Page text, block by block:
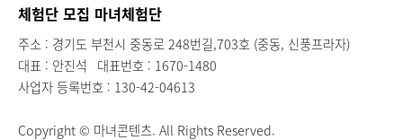
체험단 모집 마녀체험단
주소 : 경기도 부천시 중동로 248번길,703호 (중동, 신풍프라자)
대표 : 안진석 대표번호 : 1670-1480
사업자 등록번호 : 130-42-04613
Copyright © 마녀콘텐츠. All Rights Reserved.